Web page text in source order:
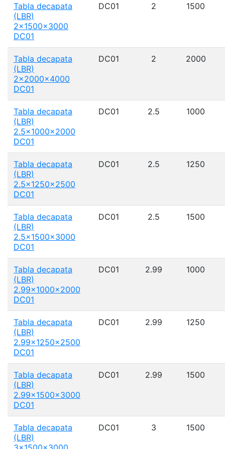
Tabla decapata
(LBR)
2x1500x3000
DC01
DC01 2 1500
Tabla decapata
(LBR)
2x2000x4000
DC01
DC01 2 2000
Tabla decapata
(LBR)
2.5x1000x2000
DC01
DC01 2.5 1000
Tabla decapata
(LBR)
2.5x1250x2500
DC01
DC01 2.5 1250
Tabla decapata
(LBR)
2.5x1500x3000
DC01
DC01 2.5 1500
Tabla decapata
(LBR)
2.99x1000x2000
DC01
DC01 2.99 1000
Tabla decapata
(LBR)
2.99x1250x2500
DC01
DC01 2.99 1250
Tabla decapata
(LBR)
2.99x1500x3000
DC01
DC01 2.99 1500
Tabla decapata
(LBR)
DC01 3 1500